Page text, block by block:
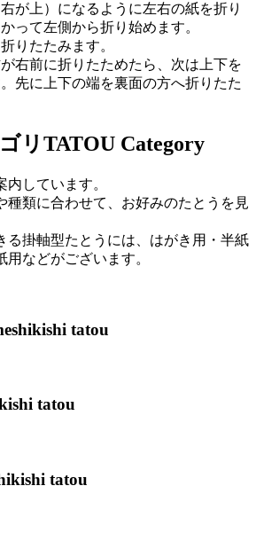
が上）になるように左右の紙を折り
って左側から折り始めます。
りたたみます。
右前に折りたためたら、次は上下を
先に上下の端を裏面の方へ折りたた
リ TATOU Category
しています。
種類に合わせて、お好みのたとうを見
る掛軸型たとうには、はがき用・半紙
などがございます。
tatou
tatou
tatou